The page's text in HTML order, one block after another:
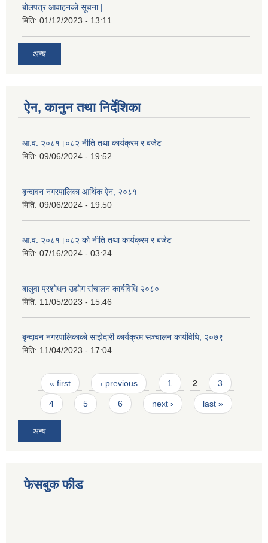
बोलपत्र आवाहनको सूचना |
मिति: 01/12/2023 - 13:11
अन्य
ऐन, कानुन तथा निर्देशिका
आ.व. २०८१।०८२ नीति तथा कार्यक्रम र बजेट
मिति: 09/06/2024 - 19:52
बृन्दावन नगरपालिका आर्थिक ऐन, २०८१
मिति: 09/06/2024 - 19:50
आ.व. २०८१।०८२ को नीति तथा कार्यक्रम र बजेट
मिति: 07/16/2024 - 03:24
बालुवा प्रशोधन उद्योग संचालन कार्यविधि २०८०
मिति: 11/05/2023 - 15:46
बृन्दावन नगरपालिकाको साझेदारी कार्यक्रम सञ्चालन कार्यविधि, २०७९
मिति: 11/04/2023 - 17:04
Pages
« first ‹ previous 1 2 3
4 5 6 next › last »
अन्य
फेसबुक फीड